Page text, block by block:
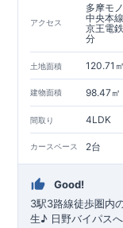
アクセス
多摩モ
中央本
京王電
分
土地面積 120.71㎡
建物面積 98.47㎡
間取り 4LDK
カースペース 2台
Good!
3駅3路線徒歩圏内
生♪ 日野バイパス